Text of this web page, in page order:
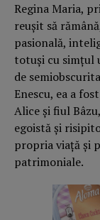
Regina Maria,
reuşit să
pasională,
totuşi cu simţul
de
Enescu, ea a
Alice şi fiul
egoistă şi
propria viaţă şi
patrimoniale.